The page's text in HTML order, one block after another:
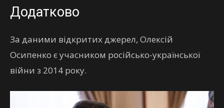
Додатково
За даними відкритих джерел, Олексій
Осипенко є учасником російсько-української
війни з 2014 року.